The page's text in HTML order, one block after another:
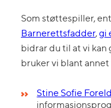
Som støttespiller,
Barnerettsfadder,gi
bidrar du til at vi kan
bruker vi blant
Stine Sofie